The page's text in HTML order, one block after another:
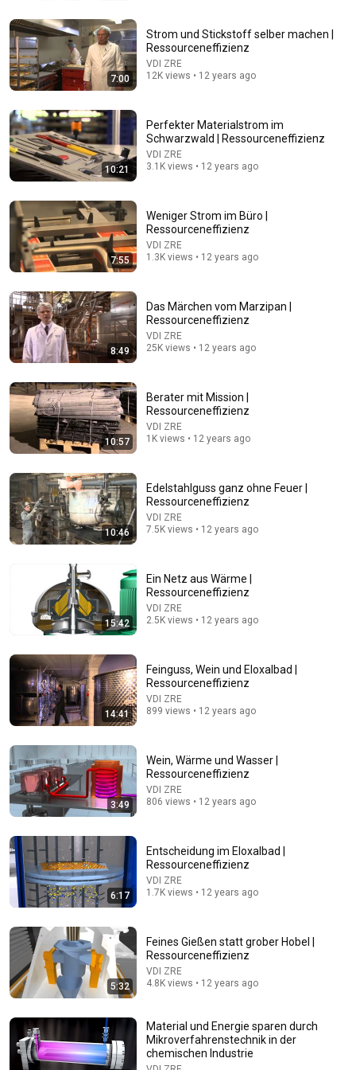
The End of Solar & Wind? The Incredibly Simple Idea
They Wanted to Ban!
Andreas Schmitz (Der Akku Doktor)
Auto-dubbed
566K views
Wie nur ein Fehler Deutschlands größtes
Maschinenbau-Imperium zerstörte
Alte Industrie • 152K views
Wie deutscher Plastikmüll Asien verdreckt
ZDFheute Nachrichten • 266K views
How Millions of Aluminum Cans Are Recycled In
Factory - Massive Recycle Processing Line
The Factoran • 441K views
7:00
Strom und Stickstoff selber machen |
Ressourceneffizienz
VDI ZRE
12K views • 12 years ago
10:21
Perfekter Materialstrom im
Schwarzwald | Ressourceneffizienz
VDI ZRE
3.1K views • 12 years ago
7:55
Weniger Strom im Büro |
Ressourceneffizienz
VDI ZRE
1.3K views • 12 years ago
8:49
Das Märchen vom Marzipan |
Ressourceneffizienz
VDI ZRE
25K views • 12 years ago
10:57
Berater mit Mission |
Ressourceneffizienz
VDI ZRE
1K views • 12 years ago
10:46
Edelstahlguss ganz ohne Feuer |
Ressourceneffizienz
VDI ZRE
7.5K views • 12 years ago
15:42
Ein Netz aus Wärme |
Ressourceneffizienz
VDI ZRE
2.5K views • 12 years ago
14:41
Feinguss, Wein und Eloxalbad |
Ressourceneffizienz
VDI ZRE
899 views • 12 years ago
3:49
Wein, Wärme und Wasser |
Ressourceneffizienz
VDI ZRE
806 views • 12 years ago
6:17
Entscheidung im Eloxalbad |
Ressourceneffizienz
VDI ZRE
1.7K views • 12 years ago
5:32
Feines Gießen statt grober Hobel |
Ressourceneffizienz
VDI ZRE
4.8K views • 12 years ago
Material und Energie sparen durch
Mikroverfahrenstechnik in der
chemischen Industrie